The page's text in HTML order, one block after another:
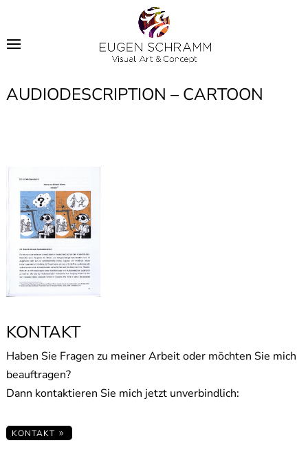
AUDIODESCRIPTION – CARTOON
KONTAKT
Haben Sie Fragen zu meiner Arbeit oder möchten Sie mich
beauftragen?
Dann kontaktieren Sie mich jetzt unverbindlich:
KONTAKT